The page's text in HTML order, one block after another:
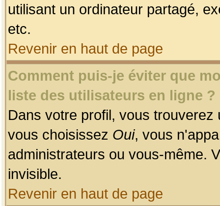
utilisant un ordinateur partagé,
etc.
Revenir en haut de page
Comment puis-je éviter que
liste des utilisateurs en ligne ?
Dans votre profil, vous
vous choisissez Oui, vous
administrateurs ou vous-même.
invisible.
Revenir en haut de page